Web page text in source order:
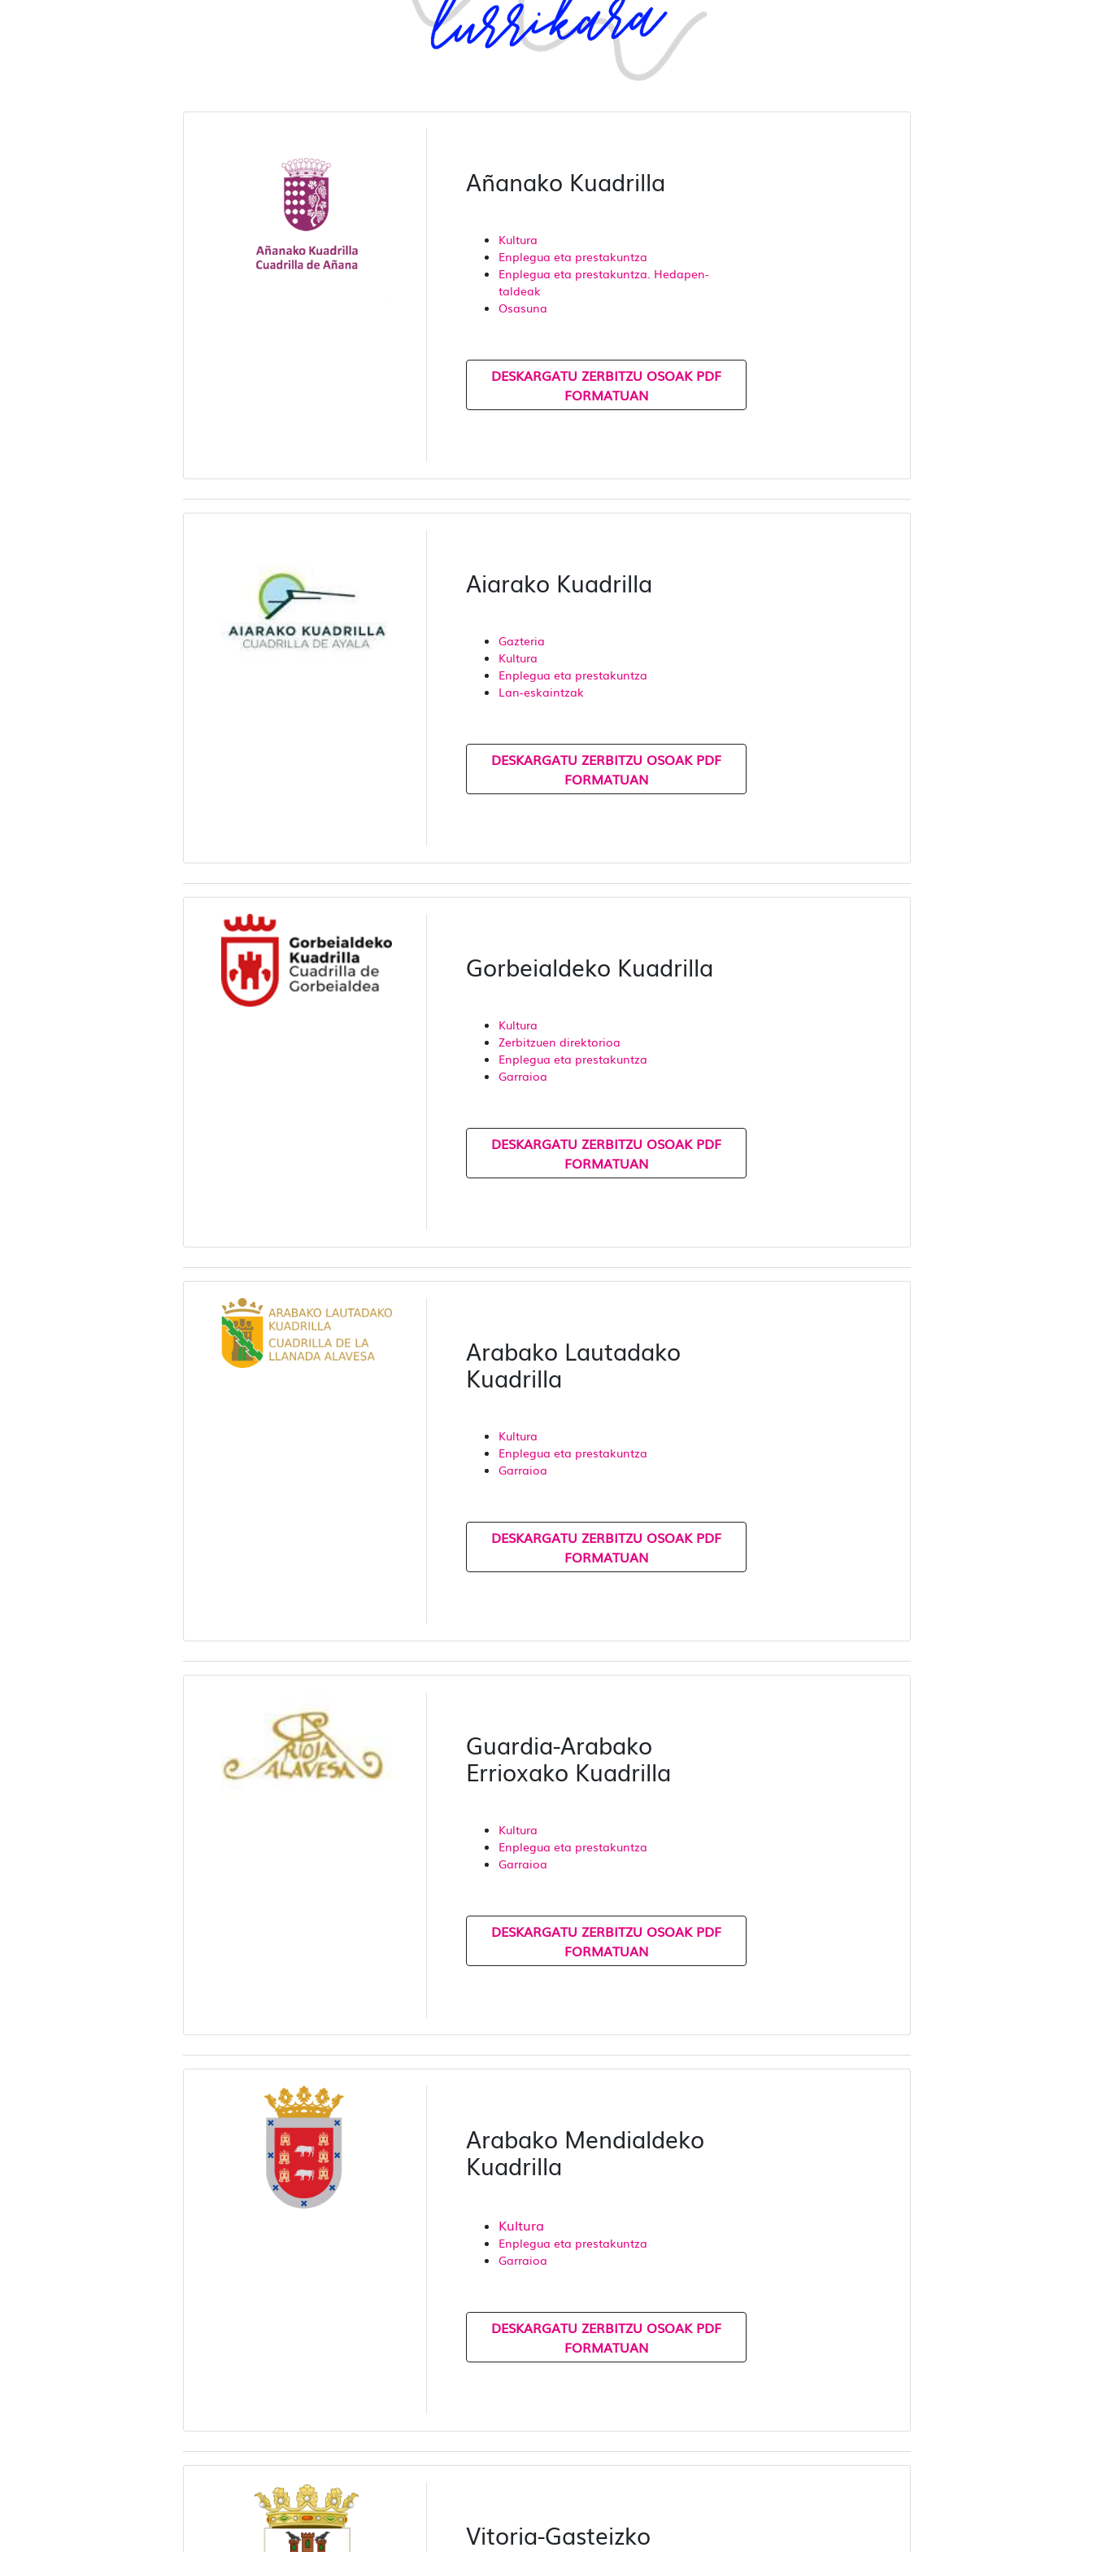
Añanako Kuadrilla
Kultura
Enplegua eta prestakuntza
Enplegua eta prestakuntza. Hedapen-
taldeak
Osasuna
DESKARGATU ZERBITZU OSOAK PDF
FORMATUAN
Aiarako Kuadrilla
Gazteria
Kultura
Enplegua eta prestakuntza
Lan-eskaintzak
DESKARGATU ZERBITZU OSOAK PDF
FORMATUAN
Gorbeialdeko Kuadrilla
Kultura
Zerbitzuen direktorioa
Enplegua eta prestakuntza
Garraioa
DESKARGATU ZERBITZU OSOAK PDF
FORMATUAN
Arabako Lautadako
Kuadrilla
Kultura
Enplegua eta prestakuntza
Garraioa
DESKARGATU ZERBITZU OSOAK PDF
FORMATUAN
Guardia-Arabako
Errioxako Kuadrilla
Kultura
Enplegua eta prestakuntza
Garraioa
DESKARGATU ZERBITZU OSOAK PDF
FORMATUAN
Arabako Mendialdeko
Kuadrilla
Kultura
Enplegua eta prestakuntza
Garraioa
DESKARGATU ZERBITZU OSOAK PDF
FORMATUAN
Vitoria-Gasteizko